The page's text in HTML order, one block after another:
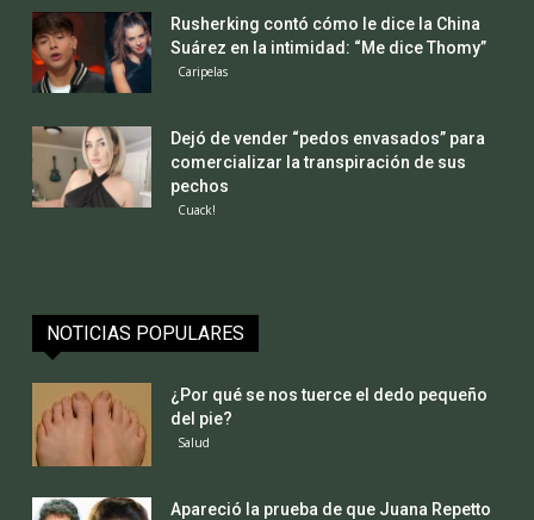
Rusherking contó cómo le dice la China
Suárez en la intimidad: “Me dice Thomy”
Caripelas
Dejó de vender “pedos envasados” para
comercializar la transpiración de sus
pechos
Cuack!
NOTICIAS POPULARES
¿Por qué se nos tuerce el dedo pequeño
del pie?
Salud
Apareció la prueba de que Juana Repetto